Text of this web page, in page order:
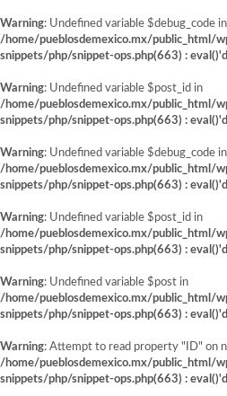
Warning: Undefined variable $debug_code in
/home/pueblosdemexico.mx/public_html/
snippets/php/snippet-ops.php(663) :
Warning: Undefined variable $post_id in
/home/pueblosdemexico.mx/public_html/
snippets/php/snippet-ops.php(663) :
Warning: Undefined variable $debug_code in
/home/pueblosdemexico.mx/public_html/
snippets/php/snippet-ops.php(663) :
Warning: Undefined variable $post_id in
/home/pueblosdemexico.mx/public_html/
snippets/php/snippet-ops.php(663) :
Warning: Undefined variable $post in
/home/pueblosdemexico.mx/public_html/
snippets/php/snippet-ops.php(663) :
Warning: Attempt to read property "ID" on
/home/pueblosdemexico.mx/public_html/
snippets/php/snippet-ops.php(663) :